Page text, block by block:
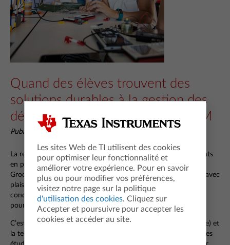
Quand des élèves trouvent des
solutions durables à la gestion des
déchets : zoom sur un projet STEM
Publié 23 October 2020 par Sónia Reis
La rentrée s’est faite sur les chapeaux de roue pour les étudiants
en physique du lycée Martinus dans la ville néerlandaise de
Grootebroek. Après plusieurs mois de confinement, ils ont pu avec
plaisir travailler en équipe durant 4 intenses semaines pour
concevoir un projet de gestion durable des déchets, comptant
pour leurs examens.
C’est dans l’urgence et aidés par la méthodologie SCRUM (agile) et
la technologie TI -Nspire™ CX programmable en Python que ces
Les sites Web de TI utilisent des cookies
pour optimiser leur fonctionnalité et
améliorer votre expérience. Pour en savoir
plus ou pour modifier vos préférences,
visitez notre page sur la politique
d'utilisation des cookies. Cliquez sur
Accepter et poursuivre pour accepter les
cookies et accéder au site.